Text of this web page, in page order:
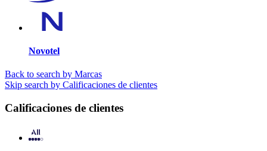
Novotel
Back to search by Marcas
Skip search by Calificaciones de clientes
Calificaciones de clientes